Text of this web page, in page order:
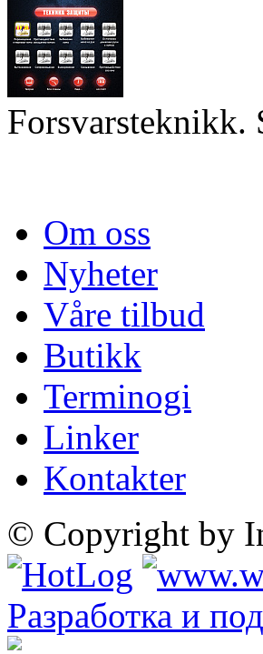
Forsvarsteknikk.
Om oss
Nyheter
Våre tilbud
Butikk
Terminogi
Linker
Kontakter
© Copyright by
Разработка и